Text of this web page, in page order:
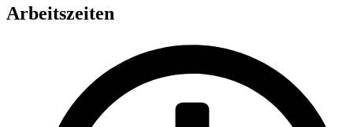
Arbeitszeiten